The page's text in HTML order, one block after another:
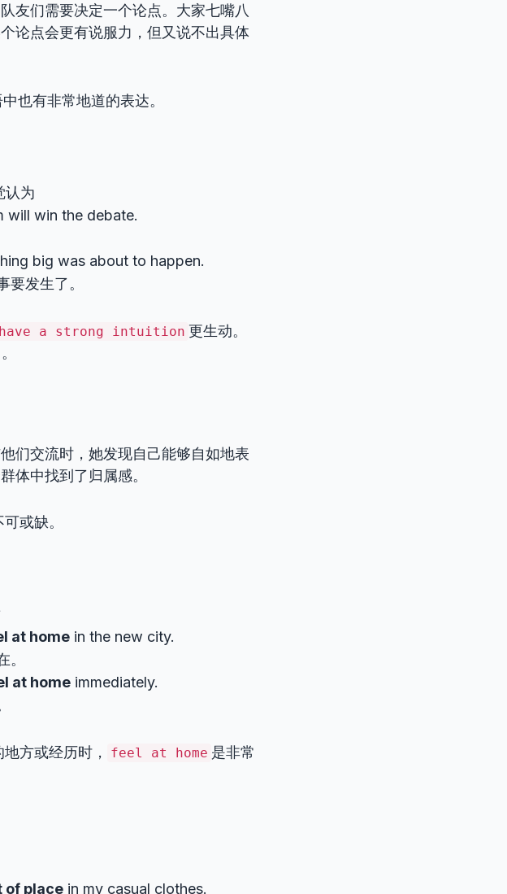
友们需要决定一个论点。大家七嘴八
论点会更有说服力，但又说不出具体
也有非常地道的表达。
认为
will win the debate.
big was about to happen.
发生了。
a strong intuition 更生动。
们交流时，她发现自己能够自如地表
体中找到了归属感。
或缺。
at home in the new city.
at home immediately.
方或经历时， feel at home 是非常
of place in my casual clothes.